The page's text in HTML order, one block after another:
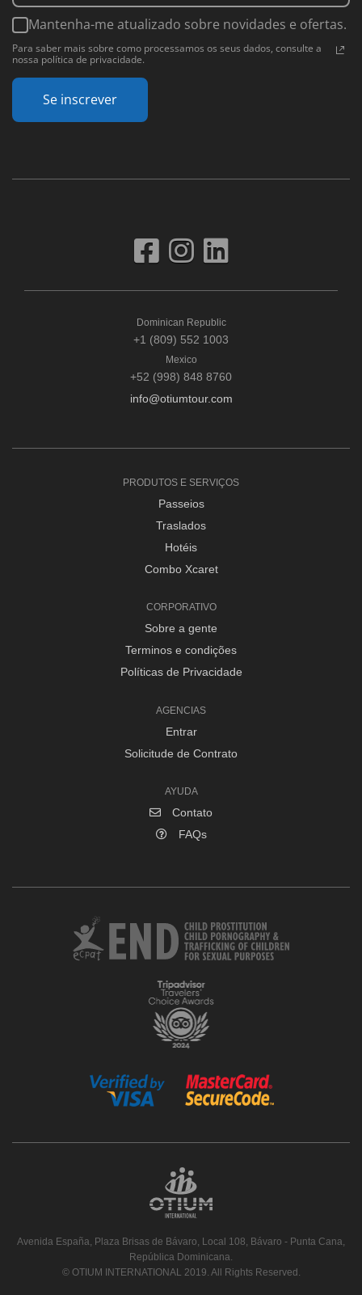
Mantenha-me atualizado sobre novidades e ofertas.
Para saber mais sobre como processamos os seus dados, consulte a
nossa política de privacidade.
Se inscrever
Dominican Republic
+1 (809) 552 1003
Mexico
+52 (998) 848 8760
info@otiumtour.com
PRODUTOS E SERVIÇOS
Passeios
Traslados
Hotéis
Combo Xcaret
CORPORATIVO
Sobre a gente
Terminos e condições
Políticas de Privacidade
AGENCIAS
Entrar
Solicitude de Contrato
AYUDA
Contato
FAQs
Avenida España, Plaza Brisas de Bávaro, Local 108, Bávaro - Punta Cana,
República Dominicana.
© OTIUM INTERNATIONAL 2019. All Rights Reserved.